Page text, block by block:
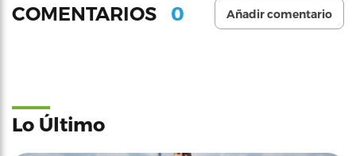
COMENTARIOS 0 Añadir comentario
Lo Último